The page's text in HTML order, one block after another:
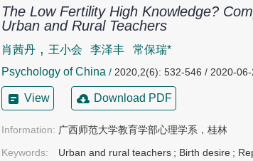
The Low Fertility High Knowledge?
Urban and Rural Teachers
肖茜丹 , 王小会 李泽丰
常保瑞*
Psychology of China / 2020,2(6): 532-546 / 2020-06-
View Download PDF
Information: 广西师范大学教育学部心理学系，桂林
Keywords:
Urban and rural teachers ; Birth desire ;